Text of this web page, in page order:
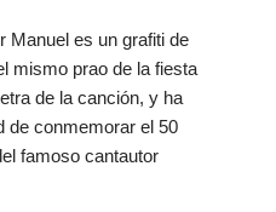
Manuel es un grafiti de
mismo prao de la fiesta
de la canción, y ha
de conmemorar el 50
famoso cantautor